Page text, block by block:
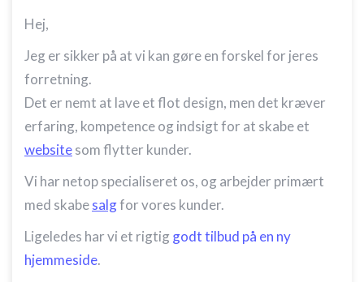
Hej,
Jeg er sikker på at vi kan gøre en forskel for jeres
forretning.
Det er nemt at lave et flot design, men det kræver
erfaring, kompetence og indsigt for at skabe et
websitesom flytter kunder.
Vi har netop specialiseret os, og arbejder primært
med skabesalgfor vores kunder.
Ligeledes har vi et rigtig godt tilbud på en ny
hjemmeside.
annoncering
Oprette profiler for at tilpasse indhold
Bruge profiler til at vælge tilpasset indhold
Måle annonceringseffektivitet
Måle indholdseffektivitet
kombinationer af oplysninger fra forskellige
kilder